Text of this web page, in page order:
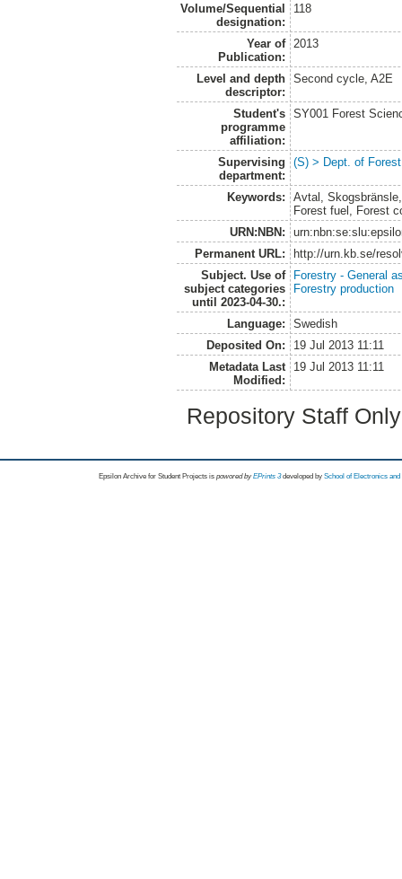
Volume/Sequential
designation:
118
Year of
Publication:
2013
Level and depth
descriptor:
Second cycle, A2E
Student's
programme
affiliation:
SY001 Forest
Supervising
department:
(S) > Dept. of
Keywords:
Avtal,
Forest fuel, Forest
URN:NBN:
Permanent URL:
http://urn.kb.se/
Subject. Use of
subject categories
until 2023-04-30.:
Forestry - General
Forestry production
Language:
Swedish
Deposited On:
19 Jul 2013 11:11
Metadata Last
Modified:
19 Jul 2013 11:11
Repository Staff
Epsilon Archive for Student Projects is powored byEPrints 3 developed by School of Electronics